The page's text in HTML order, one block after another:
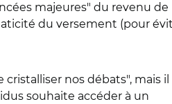
majeures" du revenu de
du versement (pour
nos débats", mais il
souhaite accéder à un